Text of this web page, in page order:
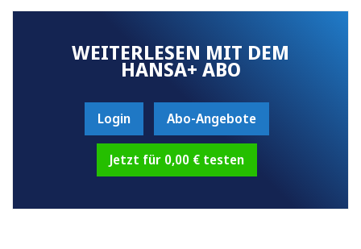
WEITERLESEN MIT DEM
HANSA+ ABO
Login Abo-Angebote
Jetzt für 0,00 € testen